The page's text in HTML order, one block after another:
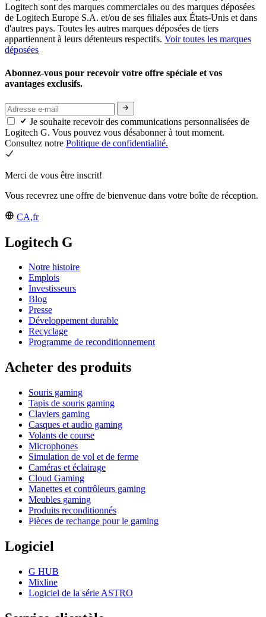
Logitech sont des marques commerciales ou des marques déposées
de Logitech Europe S.A. et/ou de ses filiales aux États-Unis et dans
d'autres pays. Toutes les autres marques déposées de tiers
appartiennent à leurs détenteurs respectifs. Voir toutes les marques
déposées
Abonnez-vous pour recevoir votre offre spéciale et vos
avantages exclusifs.
Je souhaite recevoir des communications personnalisées de
Logitech G. Vous pouvez vous désabonner à tout moment.
Consultez notre Politique de confidentialité.
Merci de vous être inscrit!
Vous recevrez une offre de bienvenue dans votre boîte de réception.
CA,fr
Logitech G
Notre histoire
Emplois
Investisseurs
Blog
Presse
Développement durable
Recyclage
Programme de reconditionnement
Acheter des produits
Souris gaming
Tapis de souris gaming
Claviers gaming
Casques et audio gaming
Volants de course
Microphones
Simulation de vol et de ferme
Caméras et éclairage
Cloud Gaming
Manettes et contrôleurs gaming
Meubles gaming
Produits reconditionnés
Pièces de rechange pour le gaming
Logiciel
G HUB
Mixline
Logiciel de la série ASTRO